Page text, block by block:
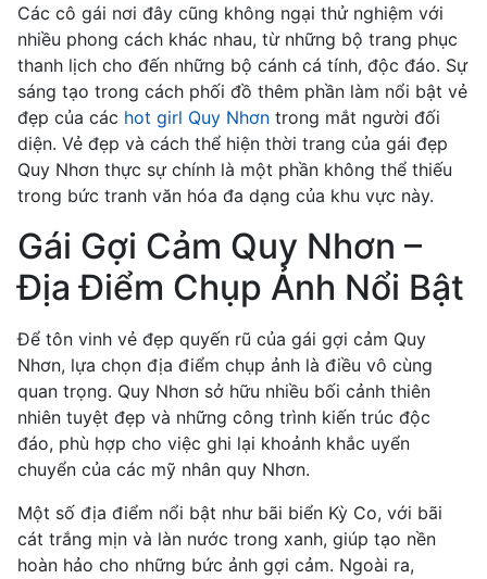
Các cô gái nơi đây cũng không ngại thử nghiệm với
nhiều phong cách khác nhau, từ những bộ trang phục
thanh lịch cho đến những bộ cánh cá tính, độc đáo. Sự
sáng tạo trong cách phối đồ thêm phần làm nổi bật vẻ
đẹp của các hot girl Quy Nhơn trong mắt người đối
diện. Vẻ đẹp và cách thể hiện thời trang của gái đẹp
Quy Nhơn thực sự chính là một phần không thể thiếu
trong bức tranh văn hóa đa dạng của khu vực này.
Gái Gợi Cảm Quy Nhơn –
Địa Điểm Chụp Ảnh Nổi Bật
Để tôn vinh vẻ đẹp quyến rũ của gái gợi cảm Quy
Nhơn, lựa chọn địa điểm chụp ảnh là điều vô cùng
quan trọng. Quy Nhơn sở hữu nhiều bối cảnh thiên
nhiên tuyệt đẹp và những công trình kiến trúc độc
đáo, phù hợp cho việc ghi lại khoảnh khắc uyển
chuyển của các mỹ nhân quy Nhơn.
Một số địa điểm nổi bật như bãi biển Kỳ Co, với bãi
cát trắng mịn và làn nước trong xanh, giúp tạo nền
hoàn hảo cho những bức ảnh gợi cảm. Ngoài ra,